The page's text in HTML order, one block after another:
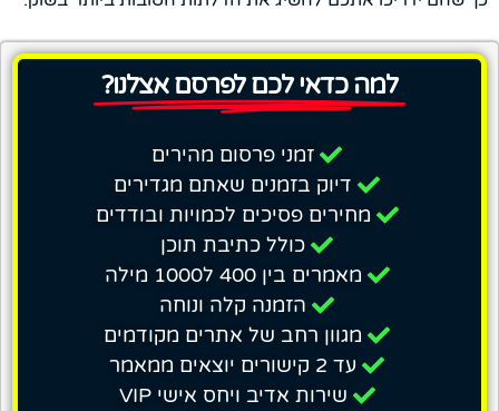
למה כדאי לכם לפרסם אצלנו?
זמני פרסום מהירים
דיוק בזמנים שאתם מגדירים
מחירים פסיכים לכמויות ובודדים
כולל כתיבת תוכן
מאמרים בין 400 ל1000 מילה
הזמנה קלה ונוחה
מגוון רחב של אתרים מקודמים
עד 2 קישורים יוצאים ממאמר
שירות אדיב ויחס אישי VIP